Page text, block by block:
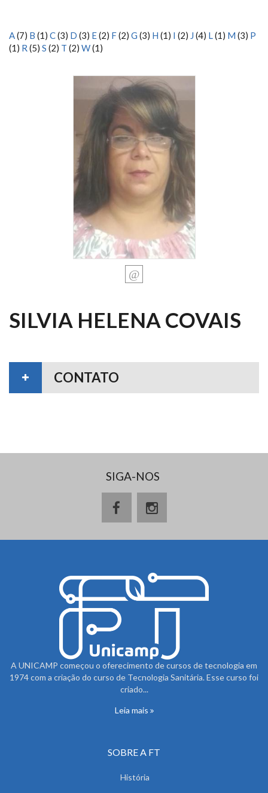
A(7) B (1) C(3) D (3) E(2) F(2) G (3) H (1) I (2) J (4) L(1) M (3) P
(1) R (5) S (2) T (2) W(1)
SILVIA HELENA COVAIS
CONTATO
SIGA-NOS
A UNICAMP começou o oferecimento de cursos de tecnologia em
1974 com a criação do curso de Tecnologia Sanitária. Esse curso foi
criado...
Leia mais
SOBRE A FT
História